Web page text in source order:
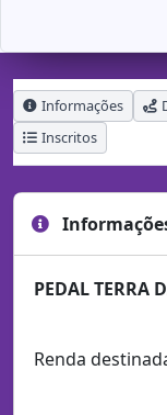
Informações
Inscritos
PEDAL TERRA
Renda